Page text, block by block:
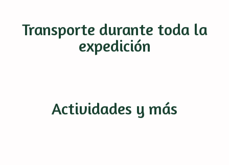
Transporte durante toda la
expedición
Actividades y más